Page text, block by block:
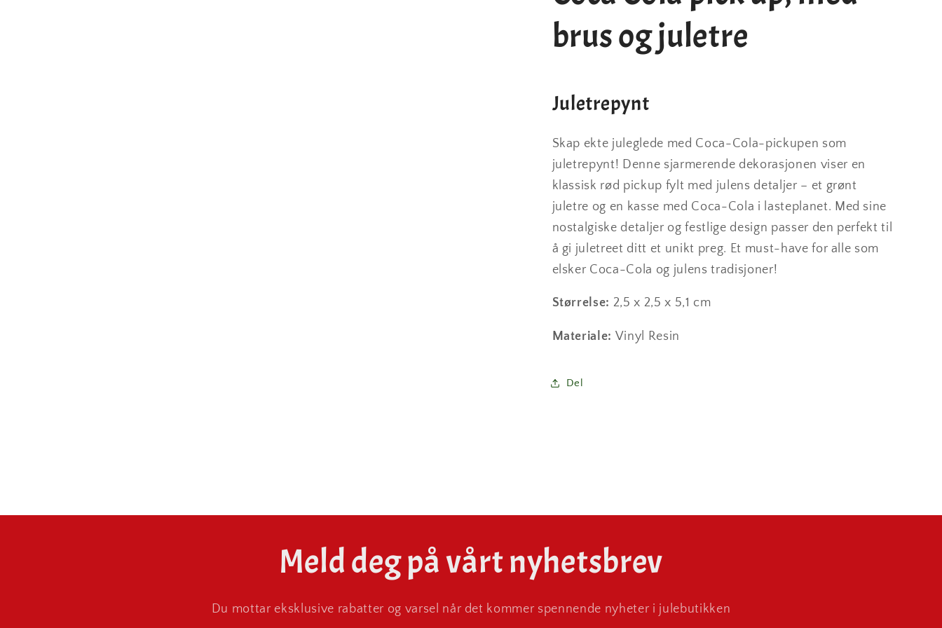
juletrepynt
brus og juletre
Juletrepynt
Skap ekte juleglede med Coca-Cola-pickupen som
juletrepynt! Denne sjarmerende dekorasjonen viser en
klassisk rød pickup fylt med julens detaljer – et grønt
juletre og en kasse med Coca-Cola i lasteplanet. Med sine
nostalgiske detaljer og festlige design passer den perfekt til
å gi juletreet ditt et unikt preg. Et must-have for alle som
elsker Coca-Cola og julens tradisjoner!
Størrelse: 2,5 x 2,5 x 5,1 cm
Materiale: Vinyl Resin
Del
Meld deg på vårt nyhetsbrev
Du mottar eksklusive rabatter og varsel når det kommer spennende nyheter i julebutikken